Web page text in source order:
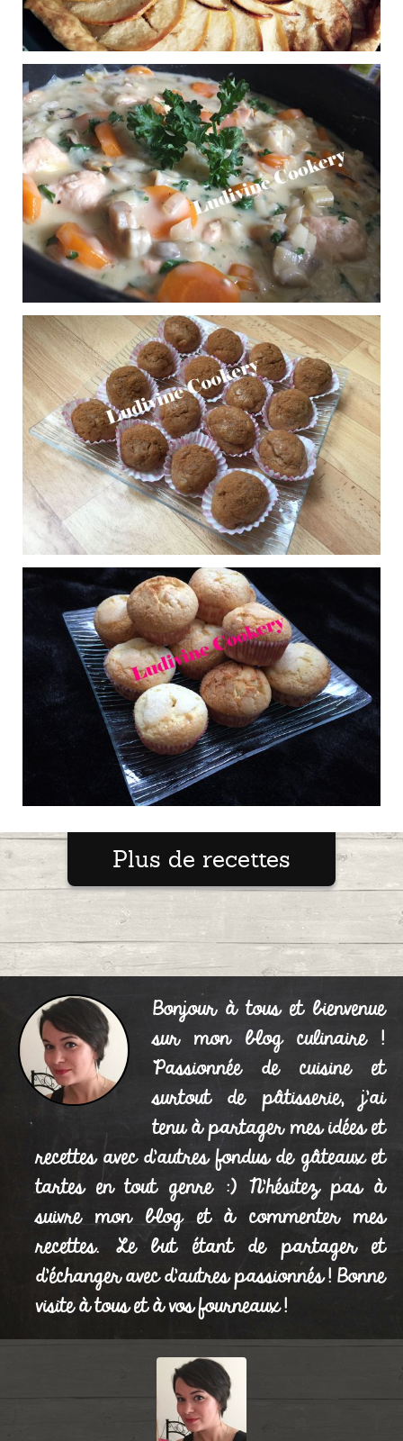
0
Brioche moelleuse à la
machine à pain
Publié le 12/11/2016 à 11:59
0
Compote de pommes
vanillée
Publié le 11/11/2016 à 19:00
0
Blanquette océane
Publié le 11/11/2016 à 18:46
Melomakarona
(biscuits de Noël grecs à
la cannelle)
Publié le 06/11/2016 à 18:57
0
Magdalenas de
Limóns (Madeleines
Espagnoles au citron)
Publié le 01/11/2016 à 11:06
Plus de recettes
Bonjour à tous et bienvenue
sur mon blog culinaire !
Passionnée de cuisine et
surtout de pâtisserie, j'ai
tenu à partager mes idées et
recettes avec d'autres fondus de gâteaux et
tartes en tout genre :) N'hésitez pas à
suivre mon blog et à commenter mes
recettes. Le but étant de partager et
d'échanger avec d'autres passionnés ! Bonne
visite à tous et à vos fourneaux !